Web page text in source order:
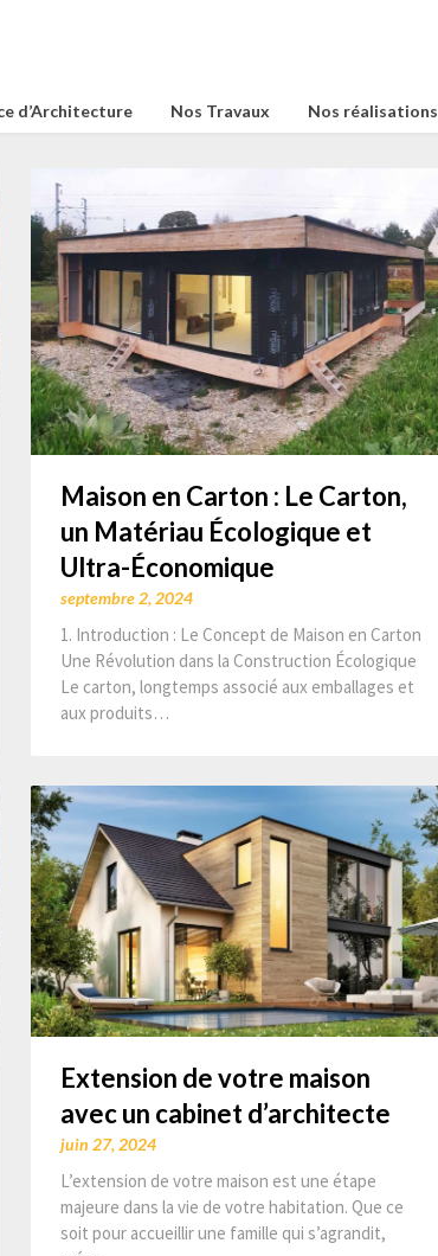
d’Architecture Nos Travaux Nos réalisations
Maison en Carton : Le Carton,
un Matériau Écologique et
Ultra-Économique
septembre 2, 2024
1. Introduction : Le Concept de Maison en Carton
Une Révolution dans la Construction Écologique
Le carton, longtemps associé aux emballages et
aux produits…
Extension de votre maison
avec un cabinet d’architecte
juin 27, 2024
L’extension de votre maison est une étape
majeure dans la vie de votre habitation. Que ce
soit pour accueillir une famille qui s’agrandit,